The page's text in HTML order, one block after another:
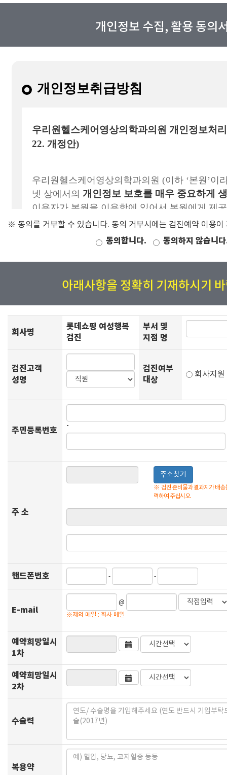
개인정보 수집, 활용 동의
※ 동의를 거부할 수 있습니다. 동의 거부시에는 검진예약 이용이
동의합니다. 동의하지 않습니
아래사항을 정확히 기재하시기
회사명
롯데쇼핑 여성행복
검진
부서 및
지점 명
검진고객
성명
검진여부
대상
회사지
주민등록번호 -
주 소
주소찾기
※ 검진 준비물과 결과지가 배
력하여 주십시오.
핸드폰번호 - -
E-mail
@
※제외 메일 : 회사 메일
예약희망일시
1차
예약희망일시
2차
수술력
복용약